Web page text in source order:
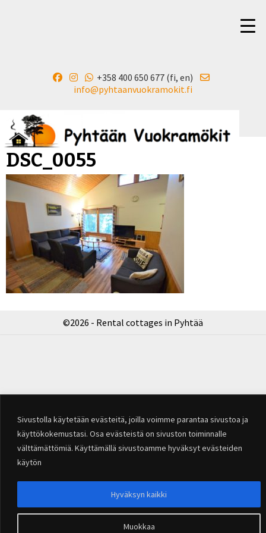
Sivustolla käytetään evästeitä, joilla voimme parantaa sivustoa ja
käyttökokemustasi. Osa evästeistä on sivuston toiminnalle
välttämättömiä. Käyttämällä sivustoamme hyväksyt evästeiden
käytön
Muokkaa
Hyväksyn kaikki
+358 400 650 677 (fi, en)
info@pyhtaanvuokramokit.fi
DSC_0055
©2026 - Rental cottages in Pyhtää